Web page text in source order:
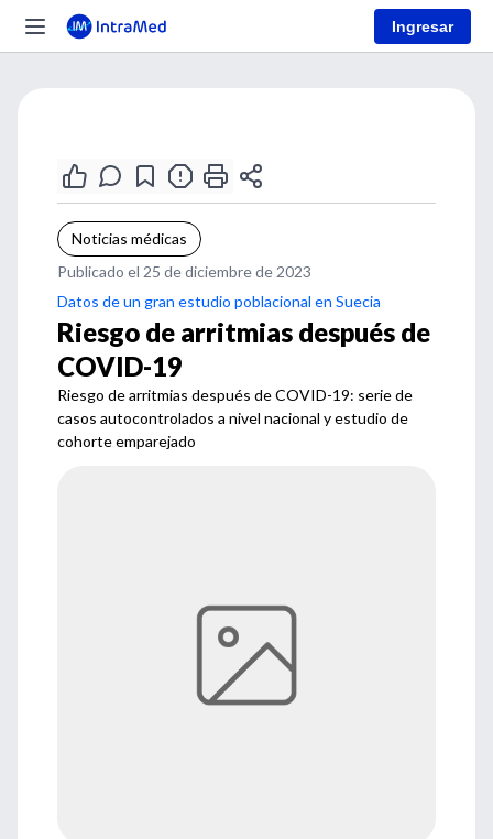
Ingresar
Noticias médicas
Publicado el 25 de diciembre de 2023
Datos de un gran estudio poblacional en Suecia
Riesgo de arritmias después de
COVID-19
Riesgo de arritmias después de COVID-19: serie de
casos autocontrolados a nivel nacional y estudio de
cohorte emparejado